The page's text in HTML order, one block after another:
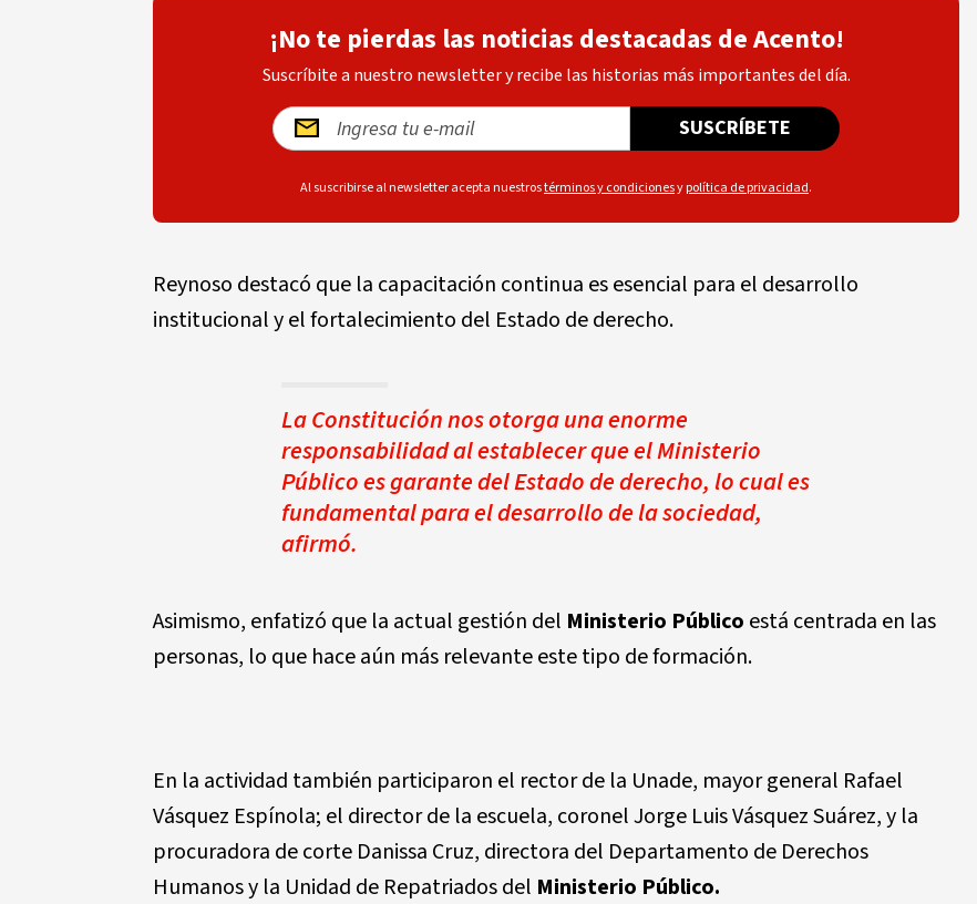
¡No te pierdas las noticias destacadas de Acento!
Suscríbite a nuestro newsletter y recibe las historias más importantes del día.
SUSCRÍBETE
Al suscribirse al newsletter acepta nuestrostérminos y condicionesypolítica de privacidad.
Reynoso destacó que la capacitación continua es esencial para el desarrollo
institucional y el fortalecimiento del Estado de derecho.
La Constitución nos otorga una enorme
responsabilidad al establecer que el Ministerio
Público es garante del Estado de derecho, lo cual es
fundamental para el desarrollo de la sociedad,
afirmó.
Asimismo, enfatizó que la actual gestión del Ministerio Público está centrada en las
personas, lo que hace aún más relevante este tipo de formación.
En la actividad también participaron el rector de la Unade, mayor general Rafael
Vásquez Espínola; el director de la escuela, coronel Jorge Luis Vásquez Suárez, y la
procuradora de corte Danissa Cruz, directora del Departamento de Derechos
Humanos y la Unidad de Repatriados del Ministerio Público.